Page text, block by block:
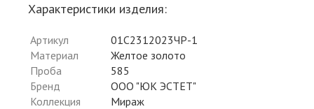
Характеристики изделия:
Артикул
01С2312023ЧР-1
Материал
Желтое золото
Проба
585
Бренд
ООО "ЮК ЭСТЕТ"
Коллекция
Мираж